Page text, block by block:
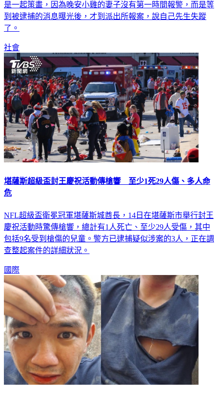
是一起策畫，因為晚安小雞的妻子沒有第一時間報警，而是等
到被逮捕的消息曝光後，才到派出所報案，說自己先生失蹤
了。
社會
堪薩斯超級盃封王慶祝活動傳槍響 至少1死29人傷、多人命
危
NFL超級盃衛冕冠軍堪薩斯城酋長，14日在堪薩斯市舉行封王
慶祝活動時驚傳槍響，總計有1人死亡、至少29人受傷，其中
包括9名受到槍傷的兒童。警方已逮捕疑似涉案的3人，正在調
查整起案件的詳細狀況。
國際